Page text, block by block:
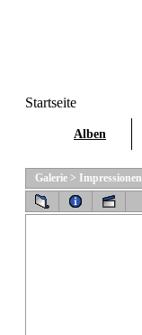
Startseite
Alben
Galerie > Impressionen